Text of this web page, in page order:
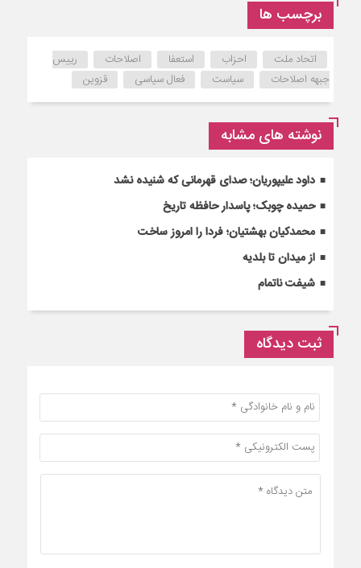
برچسب ها
اتحاد ملت احزاب استعفا اصلاحات
رییس
جبهه اصلاحات
سیاست فعال سیاسی قزوین
نوشته های مشابه
داود علیپوریان؛ صدای قهرمانی که شنیده نشد
حمیده چوبک؛ پاسدار حافظه تاریخ
محمدکیان بهشتیان؛ فردا را امروز ساخت
از میدان تا بلدیه
شیفت ناتمام
ثبت دیدگاه